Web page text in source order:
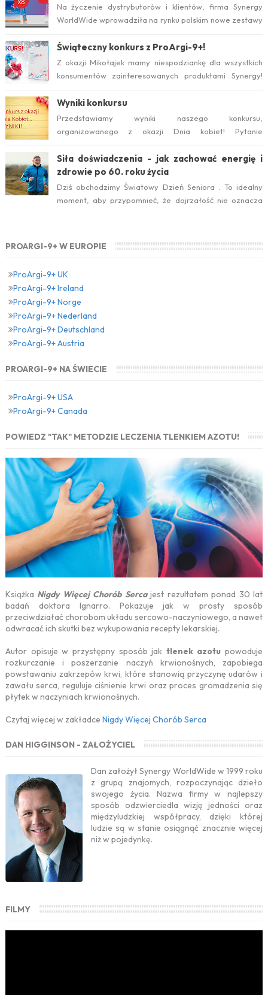
Na życzenie dystrybutorów i klientów, firma Synergy
WorldWide wprowadziła na rynku polskim nowe zestawy
Świąteczny konkurs z ProArgi-9+!
Z okazji Mikołajek mamy niespodziankę dla wszystkich
konsumentów zainteresowanych produktami Synergy!
Wyniki konkursu
Przedstawiamy wyniki naszego konkursu,
organizowanego z okazji Dnia kobiet! Pytanie
Siła doświadczenia - jak zachować energię i
zdrowie po 60. roku życia
Dziś obchodzimy Światowy Dzień Seniora . To idealny
moment, aby przypomnieć, że dojrzałość nie oznacza
PROARGI-9+ W EUROPIE
ProArgi-9+ UK
ProArgi-9+ Ireland
ProArgi-9+ Norge
ProArgi-9+ Nederland
ProArgi-9+ Deutschland
ProArgi-9+ Austria
PROARGI-9+ NA ŚWIECIE
ProArgi-9+ USA
ProArgi-9+ Canada
POWIEDZ "TAK" METODZIE LECZENIA TLENKIEM AZOTU!
Książka Nigdy Więcej Chorób Sercajest rezultatem ponad 30 lat
badań doktora Ignarro. Pokazuje jak w prosty sposób
przeciwdziałać chorobom układu sercowo-naczyniowego, a nawet
odwracać ich skutki bez wykupowania recepty lekarskiej.
Autor opisuje w przystępny sposób jak tlenek azotu powoduje
rozkurczanie i poszerzanie naczyń krwionośnych, zapobiega
powstawaniu zakrzepów krwi, które stanowią przyczynę udarów i
zawału serca, reguluje ciśnienie krwi oraz proces gromadzenia się
płytek w naczyniach krwionośnych.
Czytaj więcej w zakładce Nigdy Więcej Chorób Serca
DAN HIGGINSON - ZAŁOŻYCIEL
Dan założył Synergy WorldWide w 1999 roku
z grupą znajomych, rozpoczynając dzieło
swojego życia. Nazwa firmy w najlepszy
sposób odzwierciedla wizję jedności oraz
międzyludzkiej współpracy, dzięki której
ludzie są w stanie osiągnąć znacznie więcej
niż w pojedynkę.
FILMY